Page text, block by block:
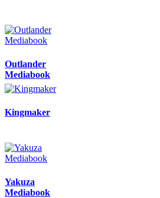
Outlander
Mediabook
Kingmaker
Yakuza
Mediabook